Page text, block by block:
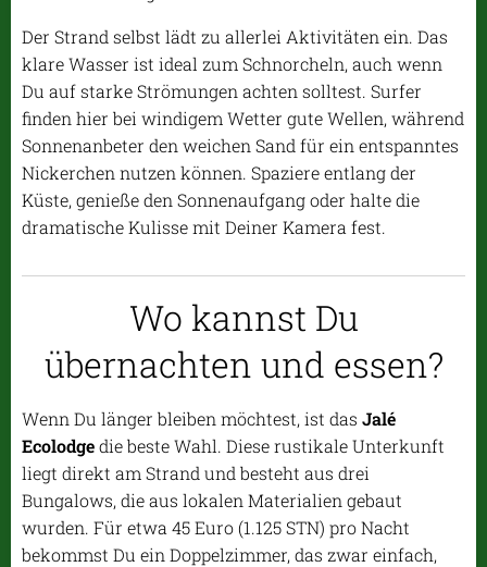
Der Strand selbst lädt zu allerlei Aktivitäten ein. Das
klare Wasser ist ideal zum Schnorcheln, auch wenn
Du auf starke Strömungen achten solltest. Surfer
finden hier bei windigem Wetter gute Wellen, während
Sonnenanbeter den weichen Sand für ein entspanntes
Nickerchen nutzen können. Spaziere entlang der
Küste, genieße den Sonnenaufgang oder halte die
dramatische Kulisse mit Deiner Kamera fest.
Wo kannst Du
übernachten und essen?
Wenn Du länger bleiben möchtest, ist das Jalé
Ecolodgedie beste Wahl. Diese rustikale Unterkunft
liegt direkt am Strand und besteht aus drei
Bungalows, die aus lokalen Materialien gebaut
wurden. Für etwa 45 Euro (1.125 STN) pro Nacht
bekommst Du ein Doppelzimmer, das zwar einfach,